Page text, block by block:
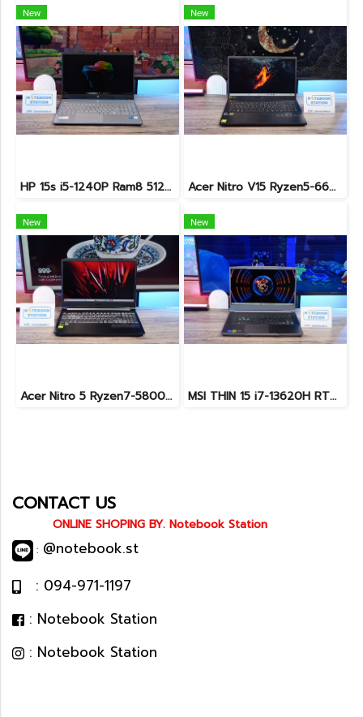
New
HP 15s i5-1240P Ram8 512GB M.2 จอ15.6นิ้ว FHD IPS สเปคดี ทำงานเก่ง จอใหญ่ มีแป้นตัวเลขแยก ดีไซน์เรียบหรูบางเบา พร้อมใช้งานเพียง 11,990.-เท่านั้น
New
Acer Nitro V15 Ryzen5-6600H RTX2050(4GB) RAM16 512GB SSD จอ15.6นิ้ว FHD 165Hz sRGB100% เกมมิ่งรุ่นใหม่ ดีไซน์เครื่องบาง สวยเท่ดูทันสมัย มีประกันศูนย์2028 ราคาสุดคุ้มเพียง 17,990.-
New
Acer Nitro 5 Ryzen7-5800H RTX-3060(6GB) Ram16 SSD512 จอ15.6 FHD 144Hz เกมมิ่งสเปคสูง เครื่องพร้อมใช้งาน ราคาสุดคุ้มเพียง 19,900.-
New
MSI THIN 15 i7-13620H RTX-3050(4GB) Ram24 SSD512GB จอ15.6 FHD 144Hz เกมมิ่งสเปคสูง ดีไซน์สวยดูทันสมัย น้ำหนักเบาไม่ถึง2kg พร้อมประกันศูนย์2027 ราคาสุดคุ้มเพียง 23,900.-
CONTACT US
ONLINE SHOPING BY. Notebook Station
: @notebook.st
: 094-971-1197
: Notebook Station
: Notebook Station